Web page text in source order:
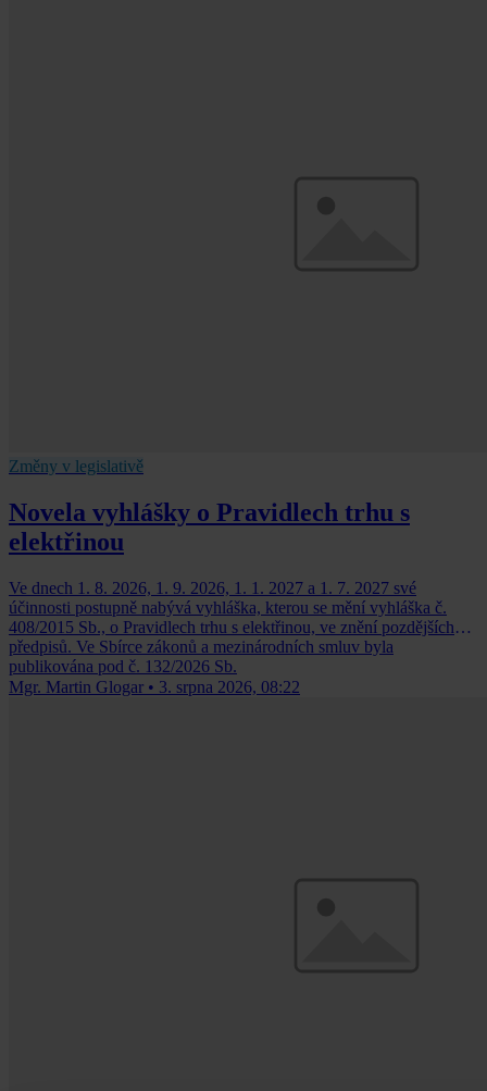
Změny v legislativě
Novela vyhlášky o Pravidlech trhu s
elektřinou
Ve dnech 1. 8. 2026, 1. 9. 2026, 1. 1. 2027 a 1. 7. 2027 své
účinnosti postupně nabývá vyhláška, kterou se mění vyhláška č.
408/2015 Sb., o Pravidlech trhu s elektřinou, ve znění pozdějších
předpisů. Ve Sbírce zákonů a mezinárodních smluv byla
publikována pod č. 132/2026 Sb.
Mgr. Martin Glogar • 3. srpna 2026, 08:22